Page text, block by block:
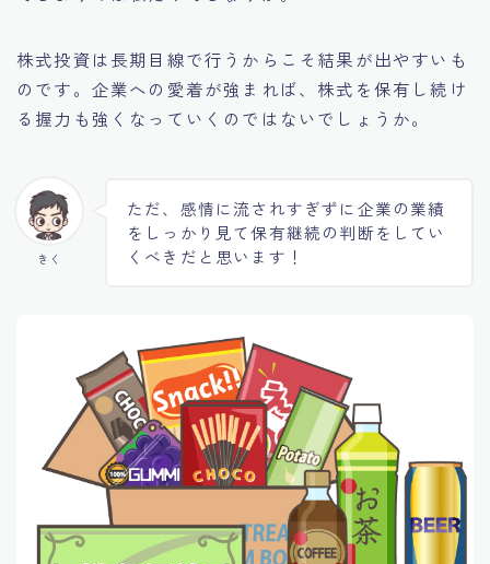
株式投資は長期目線で行うからこそ結果が出やすいも
のです。企業への愛着が強まれば、株式を保有し続け
る握力も強くなっていくのではないでしょうか。
きく
ただ、感情に流されすぎずに企業の業績
をしっかり見て保有継続の判断をしてい
くべきだと思います！